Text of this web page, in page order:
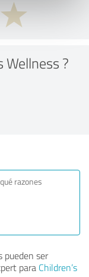
Wellness ?
pueden ser
para Children’s